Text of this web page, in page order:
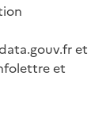
et
et